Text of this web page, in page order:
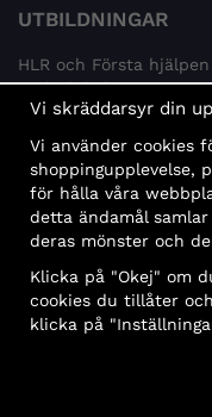
UTBILDNINGAR
HLR och Första hjälpen
Psykisk hälsa
Brandskydd
MÅLGRUPPER
Offentlig sektor och
Privatpersoner
Faktura
Vi skräddarsyr din
Vi använder cookies
shoppingupplevelse,
för hålla våra
detta ändamål
deras mönster och
Klicka på "Okej" om
cookies du tillåter
klicka på